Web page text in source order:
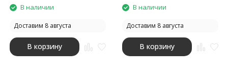
В наличии
Доставим 8 августа
В корзину
В наличии
Доставим 8 августа
В корзину